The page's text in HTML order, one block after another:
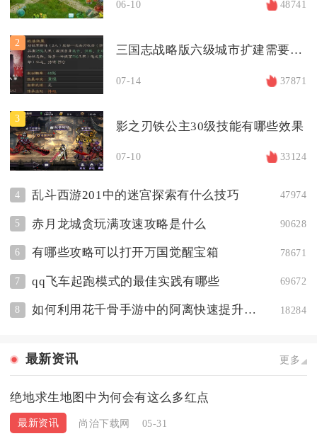
06-10 48741
2
三国志战略版六级城市扩建需要什么资源
07-14 37871
3
影之刃铁公主30级技能有哪些效果
07-10 33124
4 乱斗西游201中的迷宫探索有什么技巧 47974
5 赤月龙城贪玩满攻速攻略是什么 90628
6 有哪些攻略可以打开万国觉醒宝箱 78671
7 qq飞车起跑模式的最佳实践有哪些 69672
8 如何利用花千骨手游中的阿离快速提升等级 18284
最新资讯 更多
绝地求生地图中为何会有这么多红点
最新资讯 尚治下载网 05-31